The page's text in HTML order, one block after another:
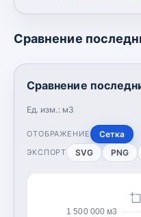
Сравнение
Сравнение
Ед. изм.: м3
ОТОБРАЖЕНИЕ Сетка
ЭКСПОРТ SVG PNG
1 500 000 м3